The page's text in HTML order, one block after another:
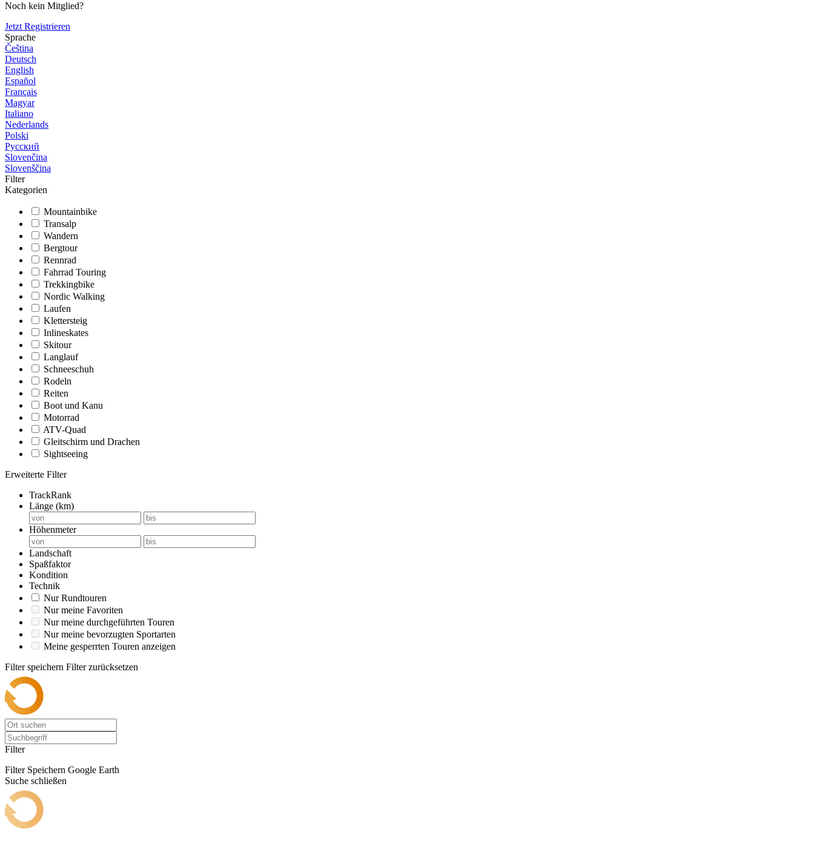
Noch kein Mitglied?
Jetzt Registrieren
Sprache
Čeština
Deutsch
English
Español
Français
Magyar
Italiano
Nederlands
Polski
Русский
Slovenčina
Slovenščina
Filter
Kategorien
Mountainbike
Transalp
Wandern
Bergtour
Rennrad
Fahrrad Touring
Trekkingbike
Nordic Walking
Laufen
Klettersteig
Inlineskates
Skitour
Langlauf
Schneeschuh
Rodeln
Reiten
Boot und Kanu
Motorrad
ATV-Quad
Gleitschirm und Drachen
Sightseeing
Erweiterte Filter
TrackRank
Länge (km)
Höhenmeter
Landschaft
Spaßfaktor
Kondition
Technik
Nur Rundtouren
Nur meine Favoriten
Nur meine durchgeführten Touren
Nur meine bevorzugten Sportarten
Meine gesperrten Touren anzeigen
Filter speichern Filter zurücksetzen
Filter
Filter Speichern Google Earth
Suche schließen